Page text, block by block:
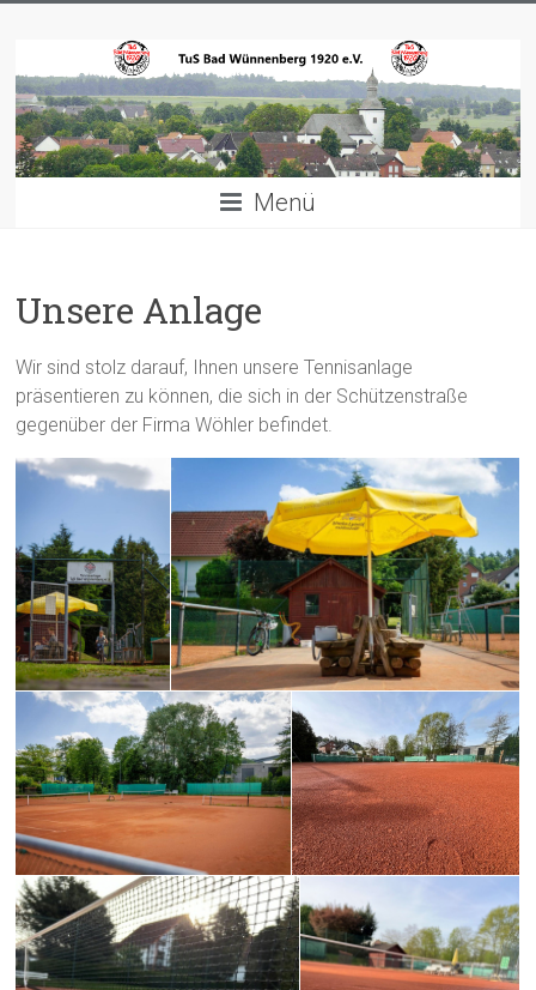
Bad
Wünnenberg
1920
Menü
Unsere Anlage
Wir sind stolz darauf, Ihnen unsere Tennisanlage
präsentieren zu können, die sich in der Schützenstraße
gegenüber der Firma Wöhler befindet.